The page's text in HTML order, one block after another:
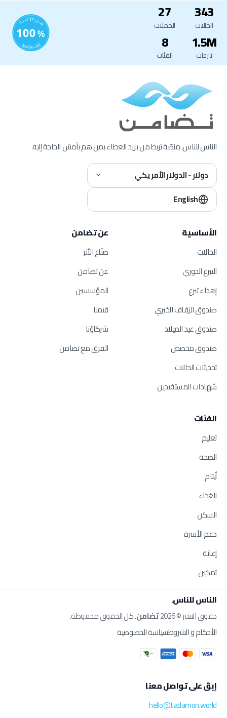
343
الحالات
27
الحملات
1.5M
تبرعات
8
الفئات
الناس للناس. منصّة تربط من يريد العطاء بمن هم بأمسّ الحاجة إليه.
دولار - الدولار الأمريكي
English
الأساسية
الحالات
التبرع الدوري
إهداء تبرع
صندوق الزفاف الخيري
صندوق عيد الميلاد
صندوق مخصص
تحديثات الحالات
شهادات المستفيدين
عن تضامن
صنّاع الأثر
عن تضامن
المؤسسين
قيمنا
شركاؤنا
الفرق مع تضامن
الفئات
تعليم
الصحة
أيتام
الغذاء
السكن
دعم الأسرة
إغاثة
تمكين
الناس للناس.
حقوق النشر © 2026 تضامن. كل الحقوق محفوظة.
الأحكام و الشروطسياسة الخصوصية
إبقَ على تواصل معنا
hello@tadamon.world